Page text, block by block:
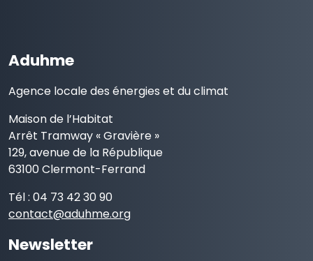
Aduhme
Agence locale des énergies et du climat
Maison de l’Habitat
Arrêt Tramway « Gravière »
129, avenue de la République
63100 Clermont-Ferrand
Tél : 04 73 42 30 90
contact@aduhme.org
Newsletter